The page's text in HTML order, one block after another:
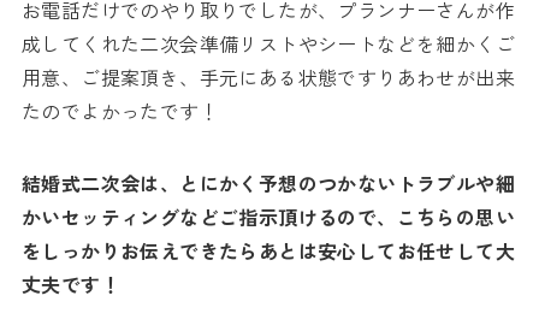
お電話だけでのやり取りでしたが、プランナーさんが作
成してくれた二次会準備リストやシートなどを細かくご
用意、ご提案頂き、手元にある状態ですりあわせが出来
たのでよかったです！
結婚式二次会は、とにかく予想のつかないトラブルや細
かいセッティングなどご指示頂けるので、こちらの思い
をしっかりお伝えできたらあとは安心してお任せして大
丈夫です！